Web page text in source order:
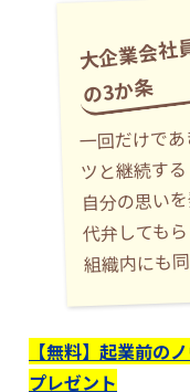
条
一回だけで
ツと継続する
自分の思い
代弁しても
組織内にも
【無料】起業前の
プレゼント